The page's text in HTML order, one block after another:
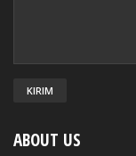
ABOUT US